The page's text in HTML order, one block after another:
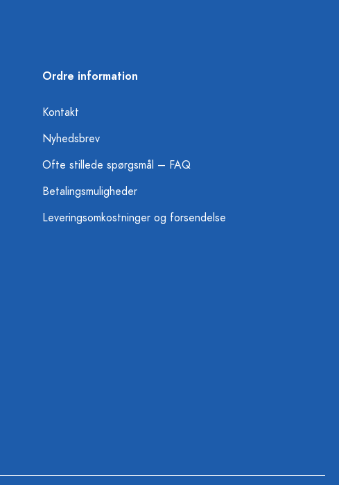
Ordre information
Kontakt
Nyhedsbrev
Ofte stillede spørgsmål – FAQ
Betalingsmuligheder
Leveringsomkostninger og forsendelse